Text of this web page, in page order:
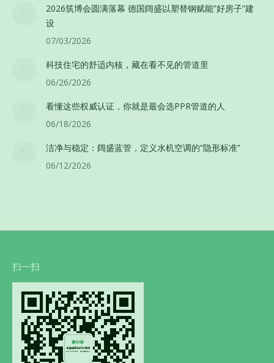
2026筑博会圆满落幕 德国阔盛以塑替钢赋能”好房子”建
设
07/03/2026
科技住宅的舒适内核，藏在看不见的管道里
06/26/2026
看懂这些权威认证，你就是最会选PPR管道的人
06/18/2026
洁净与稳定：阔盛蓝管，定义水机空调的“隐形标准”
06/12/2026
扫一扫